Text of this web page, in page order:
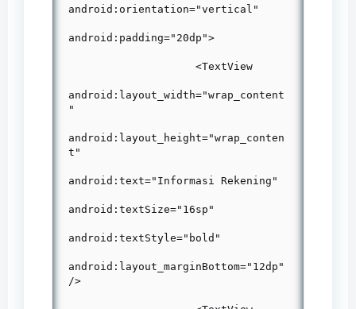
android:orientation="vertical"
android:padding="20dp">
android:layout_width="wrap_content
"
android:layout_height="wrap_conten
t"
android:text="Informasi Rekening"
android:textSize="16sp"
android:textStyle="bold"
android:layout_marginBottom="12dp"
/>